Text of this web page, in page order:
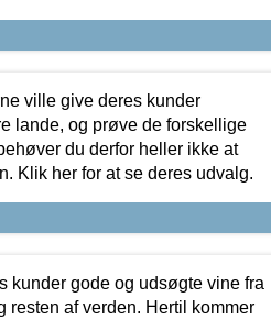
ville give deres kunder
lande, og prøve de forskellige
du derfor heller ikke at
Klik her for at se deres udvalg.
kunder gode og udsøgte vine fra
resten af verden. Hertil kommer